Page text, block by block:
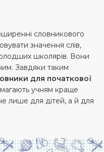
словникового
значення слів,
школярів. Вони
Завдяки таким
для початкової
учням краще
лише для дітей, а й для